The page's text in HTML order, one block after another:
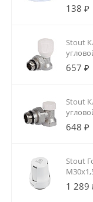
138 ₽
Stout
657 ₽
Stout
648 ₽
Stout
1 289